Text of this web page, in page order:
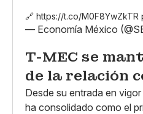
🔗 https://t.co/M0F8YwZkTR
— Economía México
T-MEC se
de la relación
Desde su entrada en
ha consolidado como el